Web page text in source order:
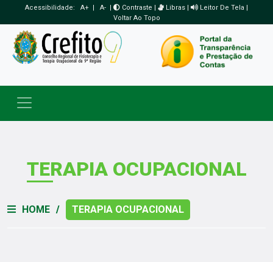
Acessibilidade: A+ | A- | Contraste | Libras | Leitor De Tela |
Voltar Ao Topo
Toggle navigation
TERAPIA OCUPACIONAL
HOME / TERAPIA OCUPACIONAL